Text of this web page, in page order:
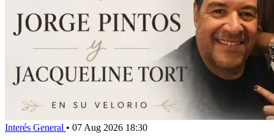
Interés General • 07 Aug 2026 18:30